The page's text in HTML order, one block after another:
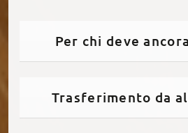
Per chi deve
Trasferimento da